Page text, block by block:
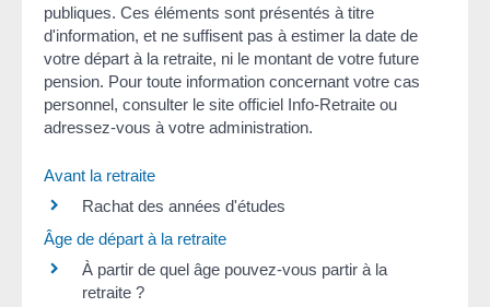
publiques. Ces éléments sont présentés à titre
d'information, et ne suffisent pas à estimer la date de
votre départ à la retraite, ni le montant de votre future
pension. Pour toute information concernant votre cas
personnel, consulter le site officiel Info-Retraite ou
adressez-vous à votre administration.
Avant la retraite
Rachat des années d'études
Âge de départ à la retraite
À partir de quel âge pouvez-vous partir à la
retraite ?